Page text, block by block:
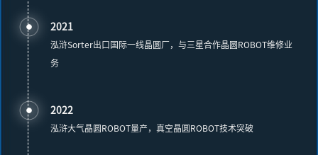
2021
泓浒Sorter出口国际一线晶圆厂，与三星合作晶圆ROBOT维修业
务
2022
泓浒大气晶圆ROBOT量产，真空晶圆ROBOT技术突破